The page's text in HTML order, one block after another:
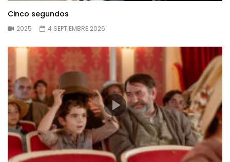
Cinco segundos
2025 4 SEPTIEMBRE 2026